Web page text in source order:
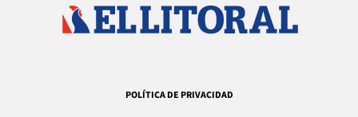
POLÍTICA DE PRIVACIDAD